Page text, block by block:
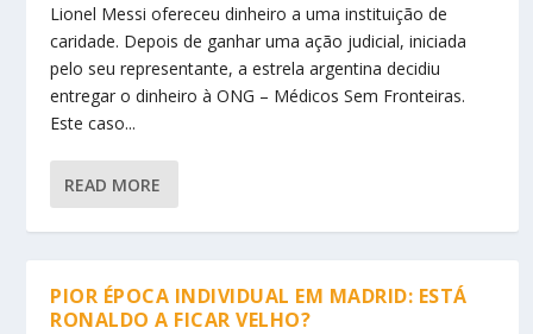
Lionel Messi ofereceu dinheiro a uma instituição de
caridade. Depois de ganhar uma ação judicial, iniciada
pelo seu representante, a estrela argentina decidiu
entregar o dinheiro à ONG – Médicos Sem Fronteiras.
Este caso...
READ MORE
PIOR ÉPOCA INDIVIDUAL EM MADRID: ESTÁ
RONALDO A FICAR VELHO?